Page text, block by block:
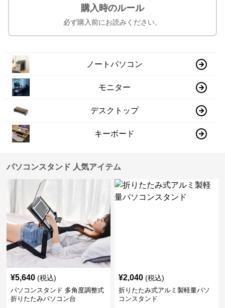
購入時のルール
必ず購入前にお読みください。
ノートパソコン
モニター
デスクトップ
キーボード
パソコンスタンド 人気アイテム
¥5,640 (税込)
パソコンスタンド 多角度調整式
折りたたみパソコン台
¥2,040 (税込)
折りたたみ式アルミ製軽量パソ
コンスタンド